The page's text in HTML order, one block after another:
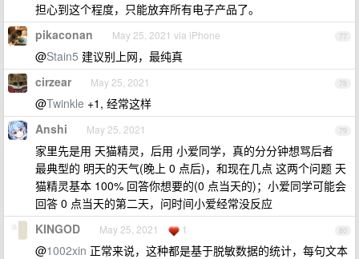
担心到这个程度，只能放弃所有电子产品了。
77
pikaconan May 25, 2021 via iPhone
@Stain5 建议别上网，最纯真
78
cirzear May 25, 2021
@Twinkle +1, 经常这样
79
Anshi May 25, 2021
家里先是用 天猫精灵，后用 小爱同学，真的分分钟想骂后者
最典型的 明天的天气(晚上 0 点后)，和现在几点 这两个问题 天
猫精灵基本 100% 回答你想要的(0 点当天的)；小爱同学可能会
回答 0 点当天的第二天，问时间小爱经常没反应
80
KINGOD May 25, 2021 1
@1002xin 正常来说，这种都是基于脱敏数据的统计，每句文本